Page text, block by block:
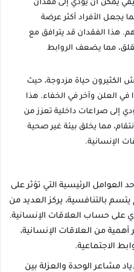
يمكن أن يؤدي إلى فقدان
يجعل الأفراد أكثر عرضة
هذا الفقدان قد يترافق مع
مما يضعف الروابط
الكثيرون حياة مزدوجة، حيث
العلن وآخر في الخفاء. هذا
إلى صراعات داخلية تعزز من
مما يخلق بيئة غير صحية
الإنسانية.
العوامل الرئيسية التي تؤثر على
بالتنافسية، يركز العديد من
على حساب العلاقات الإنسانية.
أهمية من العلاقات الإنسانية،
الاجتماعية.
مشاعر الوحدة والعزلة بين